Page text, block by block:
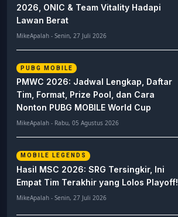
2026, ONIC & Team Vitality Hadapi
Lawan Berat
MikeApalah - Senin, 27 Juli 2026
PUBG MOBILE
PMWC 2026: Jadwal Lengkap, Daftar
Tim, Format, Prize Pool, dan Cara
Nonton PUBG MOBILE World Cup
MikeApalah - Rabu, 05 Agustus 2026
MOBILE LEGENDS
Hasil MSC 2026: SRG Tersingkir, Ini
Empat Tim Terakhir yang Lolos Playoff!
MikeApalah - Senin, 27 Juli 2026